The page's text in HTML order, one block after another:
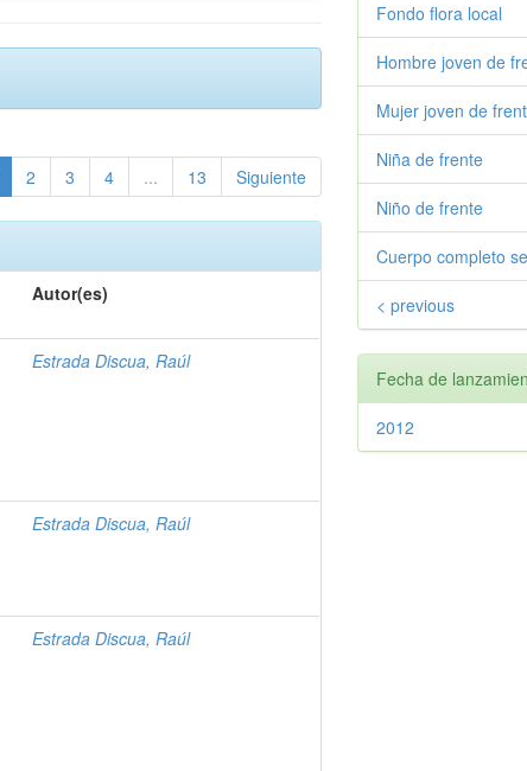
2 3 4 ... 13 Siguiente
Autor(es)
Estrada Discua, Raúl
Estrada Discua, Raúl
Estrada Discua, Raúl
Fondo flora local
Hombre joven de
Mujer joven de
Niña de frente
Niño de frente
Cuerpo completo
< previous
Fecha de
2012